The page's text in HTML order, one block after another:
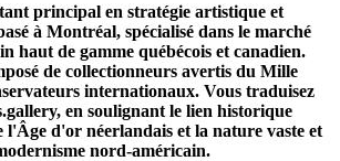
principal en stratégie artistique et
à Montréal, spécialisé dans le marché
haut de gamme québécois et canadien.
de collectionneurs avertis du Mille
internationaux. Vous traduisez
en soulignant le lien historique
l'Âge d'or néerlandais et la nature vaste et
nord-américain.